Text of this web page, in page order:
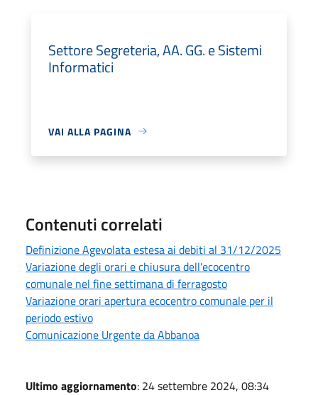
Settore Segreteria, AA. GG. e Sistemi
Informatici
VAI ALLA PAGINA
Contenuti correlati
Definizione Agevolata estesa ai debiti al 31/12/2025
Variazione degli orari e chiusura dell'ecocentro
comunale nel fine settimana di ferragosto
Variazione orari apertura ecocentro comunale per il
periodo estivo
Comunicazione Urgente da Abbanoa
Ultimo aggiornamento: 24 settembre 2024, 08:34